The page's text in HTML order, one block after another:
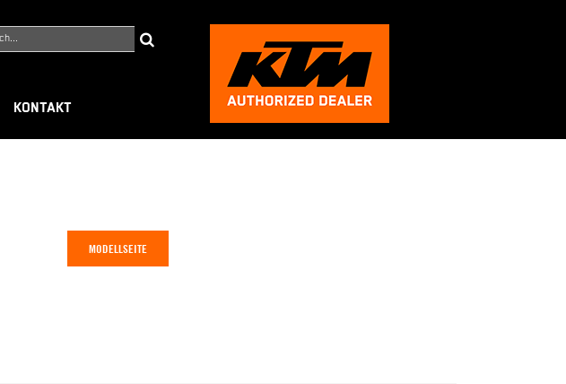
KONTAKT
MODELLSEITE